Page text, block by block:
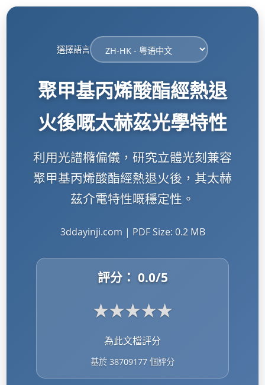
選擇語言
聚甲基丙烯酸酯經熱退
火後嘅太赫茲光學特性
利用光譜橢偏儀，研究立體光刻兼容
聚甲基丙烯酸酯經熱退火後，其太赫
茲介電特性嘅穩定性。
3ddayinji.com | PDF Size: 0.2 MB
評分： 0.0/5
★★★★★
為此文檔評分
基於 38709177 個評分